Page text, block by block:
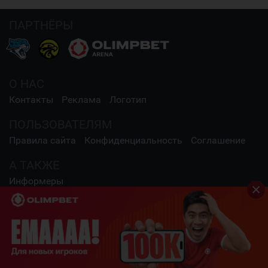
Контакты Реклама Логотип
Правила сайта Конфиденциальность Соглашение
Информеры
СОЦИАЛЬНЫЕ СЕТИ